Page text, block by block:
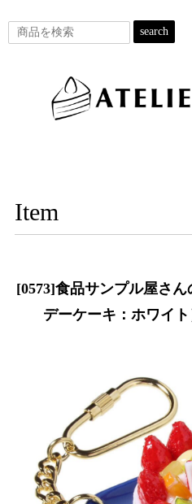
search
Item
[0573]食品サンプル屋さ
デーケーキ：ホワイト